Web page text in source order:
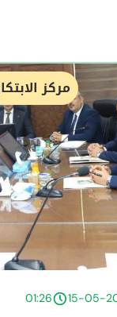
مركز
15-05-
01:26